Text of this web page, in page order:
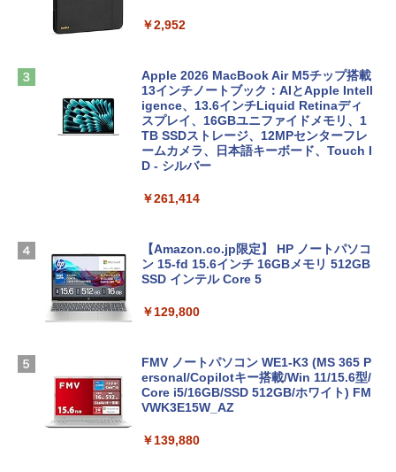
￥2,952
Apple 2026 MacBook Air M5チップ搭載
13インチノートブック：AIとApple Intell
igence、13.6インチLiquid Retinaディ
スプレイ、16GBユニファイドメモリ、1
TB SSDストレージ、12MPセンターフレ
ームカメラ、日本語キーボード、Touch I
D - シルバー
￥261,414
【Amazon.co.jp限定】 HP ノートパソコ
ン 15-fd 15.6インチ 16GBメモリ 512GB
SSD インテル Core 5
￥129,800
FMV ノートパソコン WE1-K3 (MS 365 P
ersonal/Copilotキー搭載/Win 11/15.6型/
Core i5/16GB/SSD 512GB/ホワイト) FM
VWK3E15W_AZ
￥139,880